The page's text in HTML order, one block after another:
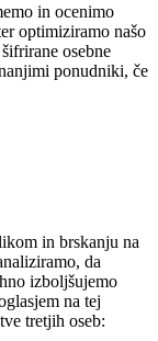
in ocenimo
optimiziramo našo
osebne
ponudniki, če
in brskanju na
da
izboljšujemo
na tej
tretjih oseb: